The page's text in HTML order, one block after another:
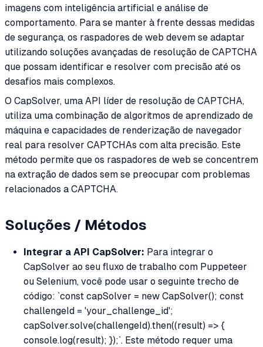
imagens com inteligência artificial e análise de
comportamento. Para se manter à frente dessas medidas
de segurança, os raspadores de web devem se adaptar
utilizando soluções avançadas de resolução de CAPTCHA
que possam identificar e resolver com precisão até os
desafios mais complexos.
O CapSolver, uma API líder de resolução de CAPTCHA,
utiliza uma combinação de algoritmos de aprendizado de
máquina e capacidades de renderização de navegador
real para resolver CAPTCHAs com alta precisão. Este
método permite que os raspadores de web se concentrem
na extração de dados sem se preocupar com problemas
relacionados a CAPTCHA.
Soluções / Métodos
Integrar a API CapSolver: Para integrar o
CapSolver ao seu fluxo de trabalho com Puppeteer
ou Selenium, você pode usar o seguinte trecho de
código: `const capSolver = new CapSolver(); const
challengeId = 'your_challenge_id';
capSolver.solve(challengeId).then((result) => {
console.log(result); });`. Este método requer uma